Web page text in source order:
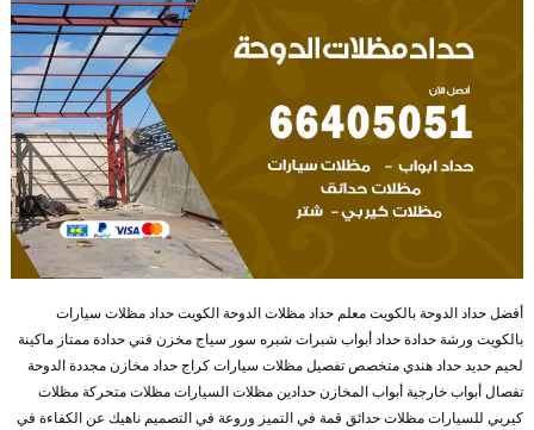
أفضل حداد الدوحة بالكويت معلم حداد مظلات الدوحة الكويت حداد مظلات سيارات
بالكويت ورشة حدادة حداد أبواب شبرات شبره سور سياج مخزن فني حدادة ممتاز ماكينة
لحيم حديد حداد هندي متخصص تفصيل مظلات سيارات كراج حداد مخازن مجددة الدوحة
تفصال أبواب خارجية أبواب المخازن حدادين مظلات السيارات مظلات متحركة مظلات
كيربي للسيارات مظلات حدائق قمة في التميز وروعة في التصميم ناهيك عن الكفاءة في